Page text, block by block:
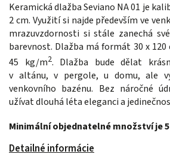
Keramická dlažba Seviano NA 01 je
2 cm. Využití si najde především ve
mrazuvzdornosti si stále zanechá
barevnost. Dlažba má formát 30 x 120
45 kg/m2. Dlažba bude dělat
v altánu, v pergole, u domu, ale
venkovního bazénu. Bez náročné
užívat dlouhá léta eleganci a
Minimální objednatelné množství je
Detailné informácie